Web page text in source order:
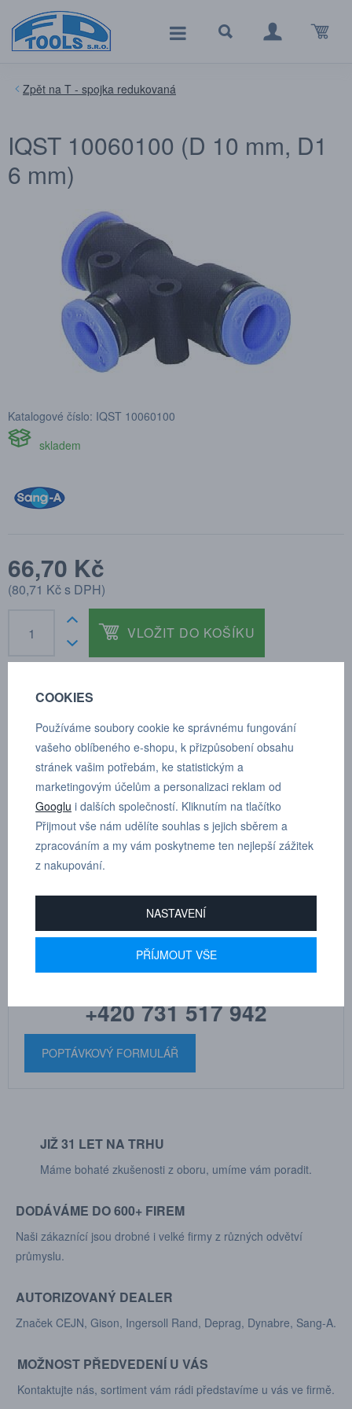
T - spojka redukovaná
IQST 10060100 (D 10 mm, D1
6 mm)
Katalogové číslo: IQST 10060100
skladem
66,70 Kč
(80,71 Kčs DPH)
VLOŽIT DO KOŠÍKU
TECHNICKÉ ÚDAJE POPTÁVKA
T - spojka redukovaná D 10 mm, D1 6 mm
Dle tloušťky hadice
MARTIN
DRHOLEC
technické poradenství
+420 731 517 942
POPTÁVKOVÝ FORMULÁŘ
JIŽ 31 LET NA TRHU
Máme bohaté zkušenosti z oboru, umíme vám poradit.
DODÁVÁME DO 600+ FIREM
Naši zákaznící jsou drobné i velké firmy z různých odvětví
průmyslu.
AUTORIZOVANÝ DEALER
Značek CEJN, Gison, Ingersoll Rand, Deprag, Dynabre, Sang-A.
MOŽNOST PŘEDVEDENÍ U VÁS
Kontaktujte nás, sortiment vám rádi představíme u vás ve firmě.
COOKIES
Používáme soubory cookie ke správnému fungování
vašeho oblíbeného e-shopu, k přizpůsobení obsahu
stránek vašim potřebám, ke statistickým a
marketingovým účelům a personalizaci reklam od
Googlu i dalších společností. Kliknutím na tlačítko
Přijmout vše nám udělíte souhlas s jejich sběrem a
zpracováním a my vám poskytneme ten nejlepší zážitek
z nakupování.
NASTAVENÍ
PŘÍJMOUT VŠE